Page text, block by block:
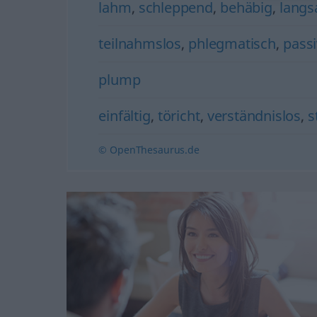
lahm, schleppend, behäbig,
teilnahmslos, phlegmatisch,
plump
einfältig, töricht, verständnislos,
© OpenThesaurus.de